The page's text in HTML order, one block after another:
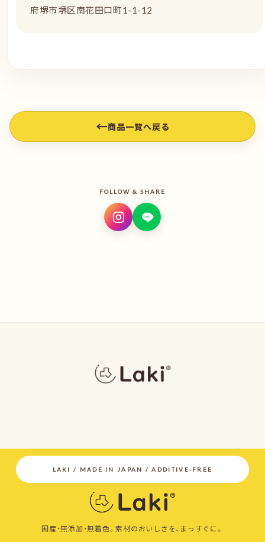
府堺市堺区南花田口町1-1-12
←商品一覧へ戻る
FOLLOW & SHARE
LINE
国産・無添加・無着色。素材のおいしさを、まっすぐに。